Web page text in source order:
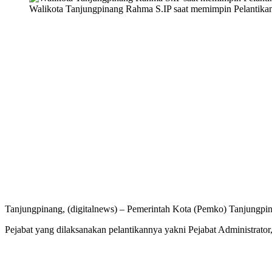
Walikota Tanjungpinang Rahma S.IP saat memimpin
Tanjungpinang, (digitalnews) – Pemerintah Kota (Pemko)
Pejabat yang dilaksanakan pelantikannya yakni Pejabat